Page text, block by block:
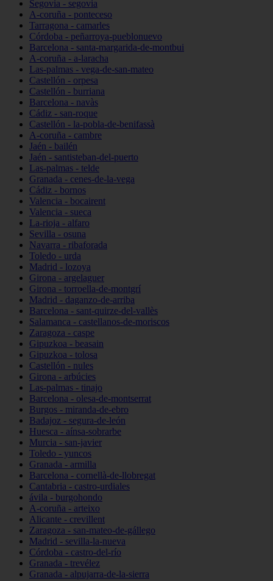
Segovia - segovia
A-coruña - ponteceso
Tarragona - camarles
Córdoba - peñarroya-pueblonuevo
Barcelona - santa-margarida-de-montbui
A-coruña - a-laracha
Las-palmas - vega-de-san-mateo
Castellón - orpesa
Castellón - burriana
Barcelona - navàs
Cádiz - san-roque
Castellón - la-pobla-de-benifassà
A-coruña - cambre
Jaén - bailén
Jaén - santisteban-del-puerto
Las-palmas - telde
Granada - cenes-de-la-vega
Cádiz - bornos
Valencia - bocairent
Valencia - sueca
La-rioja - alfaro
Sevilla - osuna
Navarra - ribaforada
Toledo - urda
Madrid - lozoya
Girona - argelaguer
Girona - torroella-de-montgrí
Madrid - daganzo-de-arriba
Barcelona - sant-quirze-del-vallès
Salamanca - castellanos-de-moriscos
Zaragoza - caspe
Gipuzkoa - beasain
Gipuzkoa - tolosa
Castellón - nules
Girona - arbúcies
Las-palmas - tinajo
Barcelona - olesa-de-montserrat
Burgos - miranda-de-ebro
Badajoz - segura-de-león
Huesca - aínsa-sobrarbe
Murcia - san-javier
Toledo - yuncos
Granada - armilla
Barcelona - cornellà-de-llobregat
Cantabria - castro-urdiales
ávila - burgohondo
A-coruña - arteixo
Alicante - crevillent
Zaragoza - san-mateo-de-gállego
Madrid - sevilla-la-nueva
Córdoba - castro-del-río
Granada - trevélez
Granada - alpujarra-de-la-sierra